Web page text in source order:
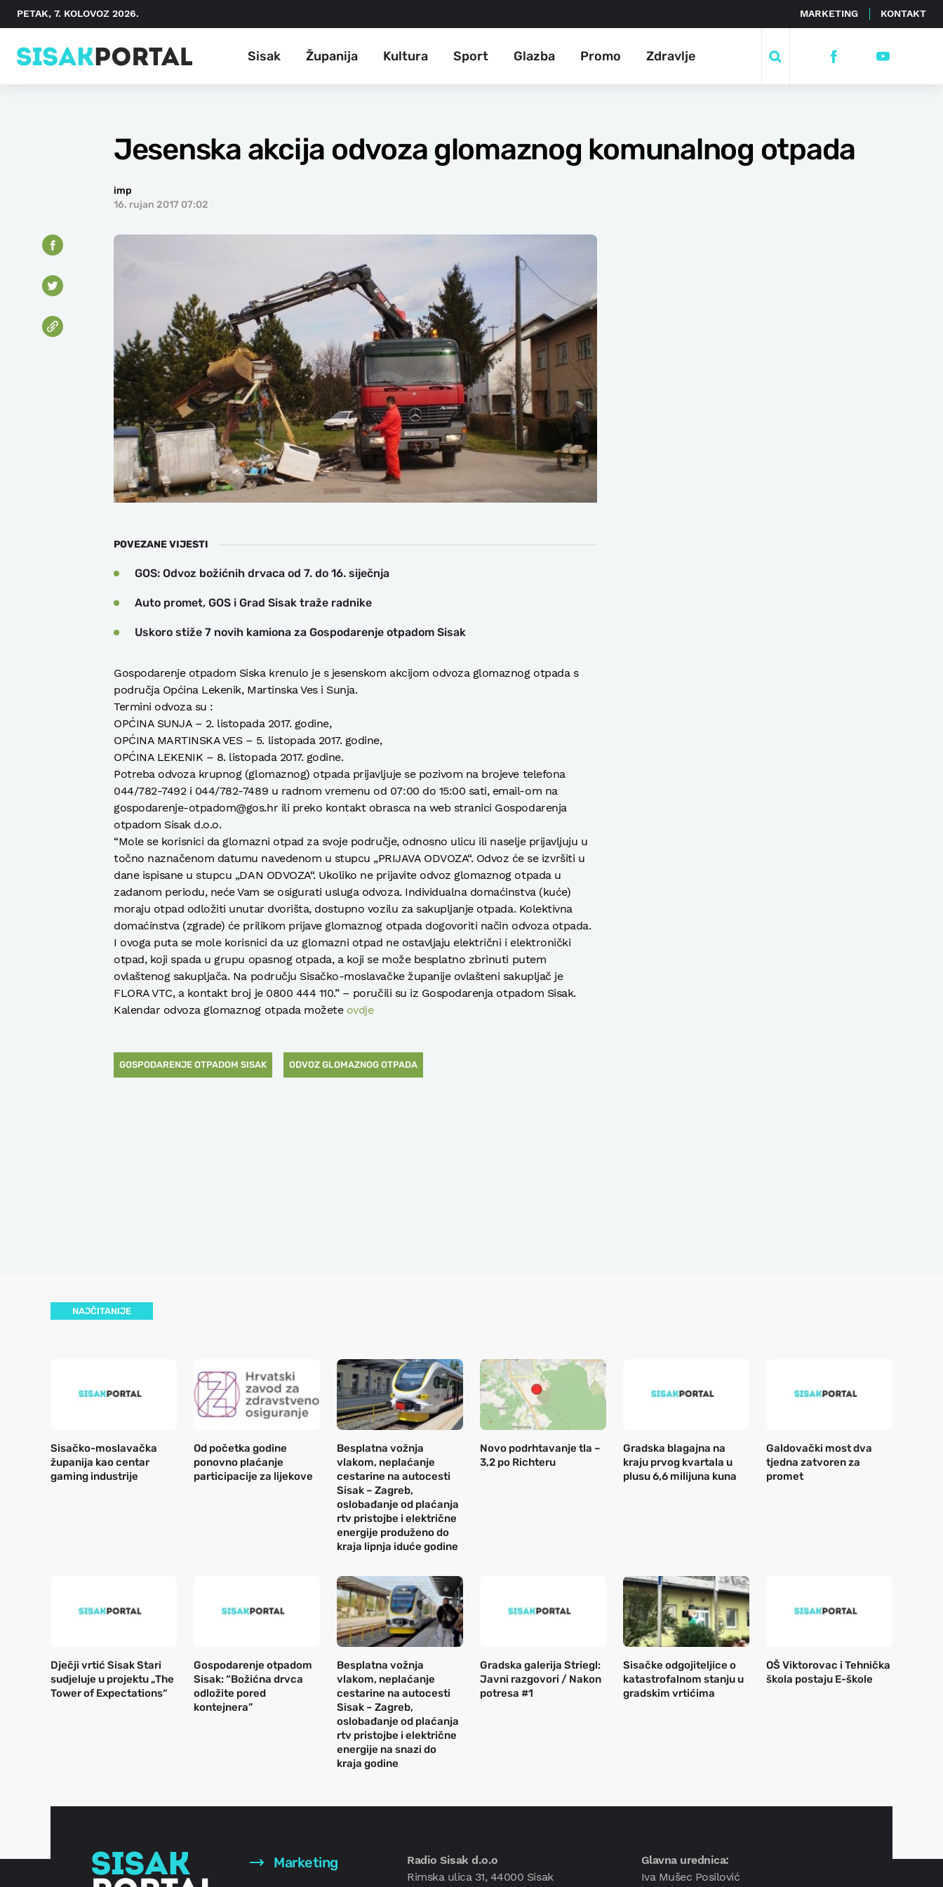
PETAK, 7. KOLOVOZ 2026. MARKETING KONTAKT
Sisak Županija Kultura Sport Glazba Promo Zdravlje
Jesenska akcija odvoza glomaznog komunalnog otpada
imp
16. rujan 2017 07:02
POVEZANE VIJESTI
GOS: Odvoz božićnih drvaca od 7. do 16. siječnja
Auto promet, GOS i Grad Sisak traže radnike
Uskoro stiže 7 novih kamiona za Gospodarenje otpadom Sisak
Gospodarenje otpadom Siska krenulo je s jesenskom akcijom odvoza glomaznog otpada s
područja Općina Lekenik, Martinska Ves i Sunja.
Termini odvoza su :
OPĆINA SUNJA – 2. listopada 2017. godine,
OPĆINA MARTINSKA VES – 5. listopada 2017. godine,
OPĆINA LEKENIK – 8. listopada 2017. godine.
Potreba odvoza krupnog (glomaznog) otpada prijavljuje se pozivom na brojeve telefona
044/782-7492 i 044/782-7489 u radnom vremenu od 07:00 do 15:00 sati, email-om na
gospodarenje-otpadom@gos.hr ili preko kontakt obrasca na web stranici Gospodarenja
otpadom Sisak d.o.o.
“Mole se korisnici da glomazni otpad za svoje područje, odnosno ulicu ili naselje prijavljuju u
točno naznačenom datumu navedenom u stupcu „PRIJAVA ODVOZA“. Odvoz će se izvršiti u
dane ispisane u stupcu „DAN ODVOZA“. Ukoliko ne prijavite odvoz glomaznog otpada u
zadanom periodu, neće Vam se osigurati usluga odvoza. Individualna domaćinstva (kuće)
moraju otpad odložiti unutar dvorišta, dostupno vozilu za sakupljanje otpada. Kolektivna
domaćinstva (zgrade) će prilikom prijave glomaznog otpada dogovoriti način odvoza otpada.
I ovoga puta se mole korisnici da uz glomazni otpad ne ostavljaju električni i elektronički
otpad, koji spada u grupu opasnog otpada, a koji se može besplatno zbrinuti putem
ovlaštenog sakupljača. Na području Sisačko-moslavačke županije ovlašteni sakupljač je
FLORA VTC, a kontakt broj je 0800 444 110.” – poručili su iz Gospodarenja otpadom Sisak.
Kalendar odvoza glomaznog otpada možete ovdje
GOSPODARENJE OTPADOM SISAK ODVOZ GLOMAZNOG OTPADA
NAJČITANIJE
Sisačko-moslavačka
županija kao centar
gaming industrije
Od početka godine
ponovno plaćanje
participacije za lijekove
Besplatna vožnja
vlakom, neplaćanje
cestarine na autocesti
Sisak – Zagreb,
oslobađanje od plaćanja
rtv pristojbe i električne
energije produženo do
kraja lipnja iduće godine
Novo podrhtavanje tla –
3,2 po Richteru
Gradska blagajna na
kraju prvog kvartala u
plusu 6,6 milijuna kuna
Galdovački most dva
tjedna zatvoren za
promet
Dječji vrtić Sisak Stari
sudjeluje u projektu „The
Tower of Expectations“
Gospodarenje otpadom
Sisak: “Božićna drvca
odložite pored
kontejnera”
Besplatna vožnja
vlakom, neplaćanje
cestarine na autocesti
Sisak – Zagreb,
oslobađanje od plaćanja
rtv pristojbe i električne
energije na snazi do
kraja godine
Gradska galerija Striegl:
Javni razgovori / Nakon
potresa #1
Sisačke odgojiteljice o
katastrofalnom stanju u
gradskim vrtićima
OŠ Viktorovac i Tehnička
škola postaju E-škole
Marketing
Radio Sisak d.o.o
Rimska ulica 31, 44000 Sisak
Glavna urednica:
Iva Mušec Posilović